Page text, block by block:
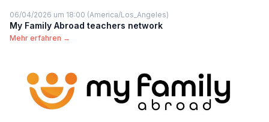
06/04/2026 um 18:00 (America/Los_Angeles)
My Family Abroad teachers network
Mehr erfahren →